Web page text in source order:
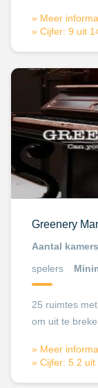
» Meer
» Cijfer: 9 uit
Greenery
Aantal
spelers
25 ruimtes
om uit te
» Meer
» Cijfer: 5.2 uit